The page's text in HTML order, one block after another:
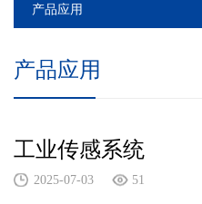
产品应用
产品应用
工业传感系统
2025-07-03 51